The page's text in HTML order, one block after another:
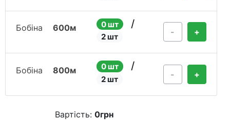
Бобіна 600м 0 шт /
2 шт - +
Бобіна 800м 0 шт /
2 шт - +
Вартість: 0грн